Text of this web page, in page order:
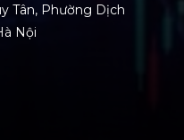
Tân, Phường Dịch
Nội